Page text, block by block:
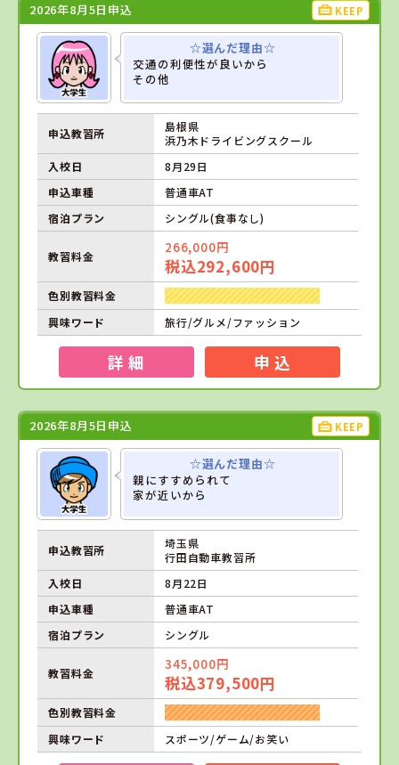
2026年8月5日申込 KEEP
☆選んだ理由☆
交通の利便性が良いから
その他
申込教習所
島根県
浜乃木ドライビングスクール
入校日
8月29日
申込車種
普通車AT
宿泊プラン
シングル(食事なし)
教習料金
266,000円
税込292,600円
色別教習料金
興味ワード
旅行/グルメ/ファッション
詳 細 申 込
2026年8月5日申込 KEEP
☆選んだ理由☆
親にすすめられて
家が近いから
申込教習所
埼玉県
行田自動車教習所
入校日
8月22日
申込車種
普通車AT
宿泊プラン
シングル
教習料金
345,000円
税込379,500円
色別教習料金
興味ワード
スポーツ/ゲーム/お笑い